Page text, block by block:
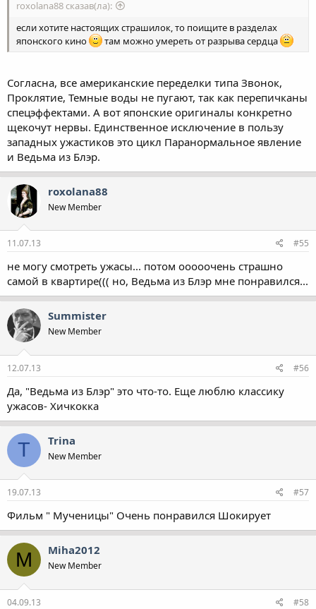
roxolana88 сказав(ла):
если хотите настоящих страшилок, то поищите в разделах
японского кино
там можно умереть от разрыва сердца
Согласна, все американские переделки типа Звонок,
Проклятие, Темные воды не пугают, так как перепичканы
спецэффектами. А вот японские оригиналы конкретно
щекочут нервы. Единственное исключение в пользу
западных ужастиков это цикл Паранормальное явление
и Ведьма из Блэр.
roxolana88
New Member
11.07.13 #55
не могу смотреть ужасы... потом ооооочень страшно
самой в квартире((( но, Ведьма из Блэр мне понравился...
Summister
New Member
12.07.13 #56
Да, "Ведьма из Блэр" это что-то. Еще люблю классику
ужасов- Хичкокка
T Trina
New Member
19.07.13 #57
Фильм " Мученицы" Очень понравился Шокирует
M Miha2012
New Member
04.09.13 #58